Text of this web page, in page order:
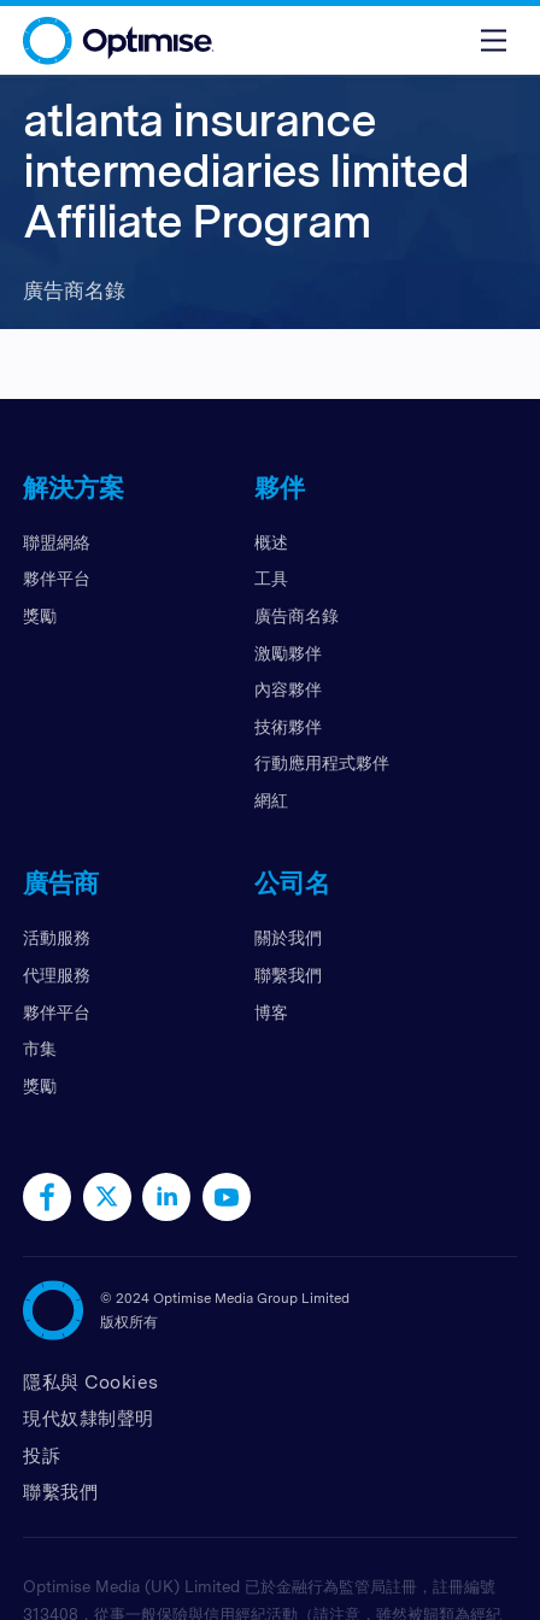
atlanta insurance
intermediaries limited
Affiliate Program
廣告商名錄
解決方案
聯盟網絡
夥伴平台
獎勵
夥伴
概述
工具
廣告商名錄
激勵夥伴
內容夥伴
技術夥伴
行動應用程式夥伴
網紅
廣告商
活動服務
代理服務
夥伴平台
市集
獎勵
公司名
關於我們
聯繫我們
博客
© 2024 Optimise Media Group Limited
版权所有
隱私與 Cookies
現代奴隸制聲明
投訴
聯繫我們
Optimise Media (UK) Limited 已於金融行為監管局註冊，註冊編號
313408，從事一般保險與信用經紀活動（請注意，雖然被歸類為經紀